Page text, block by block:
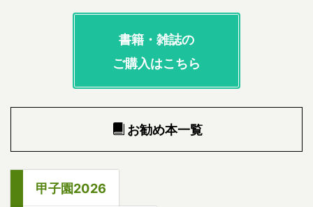
書籍・雑誌の
ご購入はこちら
お勧め本一覧
甲子園2026